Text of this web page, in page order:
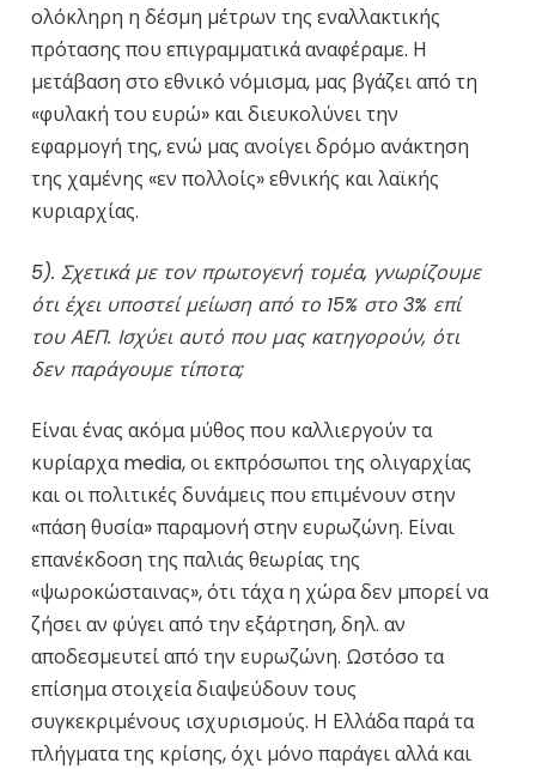
ολόκληρη η δέσμη μέτρων της εναλλακτικής
πρότασης που επιγραμματικά αναφέραμε. Η
μετάβαση στο εθνικό νόμισμα, μας βγάζει από τη
«φυλακή του ευρώ» και διευκολύνει την
εφαρμογή της, ενώ μας ανοίγει δρόμο ανάκτηση
της χαμένης «εν πολλοίς» εθνικής και λαϊκής
κυριαρχίας.
5). Σχετικά με τον πρωτογενή τομέα, γνωρίζουμε
ότι έχει υποστεί μείωση από το 15% στο 3% επί
του ΑΕΠ. Ισχύει αυτό που μας κατηγορούν, ότι
δεν παράγουμε τίποτα;
Είναι ένας ακόμα μύθος που καλλιεργούν τα
κυρίαρχαmedia, οι εκπρόσωποι της ολιγαρχίας
και οι πολιτικές δυνάμεις που επιμένουν στην
«πάση θυσία» παραμονή στην ευρωζώνη. Είναι
επανέκδοση της παλιάς θεωρίας της
«ψωροκώσταινας», ότι τάχα η χώρα δεν μπορεί να
ζήσει αν φύγει από την εξάρτηση, δηλ. αν
αποδεσμευτεί από την ευρωζώνη. Ωστόσο τα
επίσημα στοιχεία διαψεύδουν τους
συγκεκριμένους ισχυρισμούς. Η Ελλάδα παρά τα
πλήγματα της κρίσης, όχι μόνο παράγει αλλά και